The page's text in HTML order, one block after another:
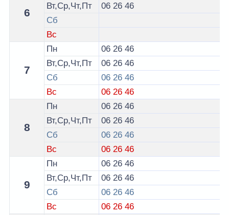
6
Вт,Ср,Чт,Пт
06 26 46
Сб
Вс
7
Пн 06 26 46
Вт,Ср,Чт,Пт
06 26 46
Сб
06 26 46
Вс
06 26 46
8
Пн 06 26 46
Вт,Ср,Чт,Пт
06 26 46
Сб
06 26 46
Вс
06 26 46
9
Пн 06 26 46
Вт,Ср,Чт,Пт
06 26 46
Сб
06 26 46
Вс
06 26 46